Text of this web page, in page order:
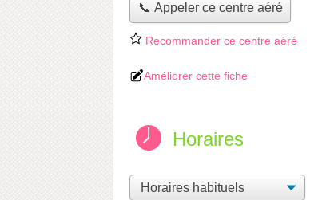
📞 Appeler ce centre aéré
Recommander ce centre aéré
Améliorer cette fiche
Horaires